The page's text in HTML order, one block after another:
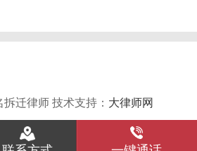
迁律师 技术支持： 大律师网